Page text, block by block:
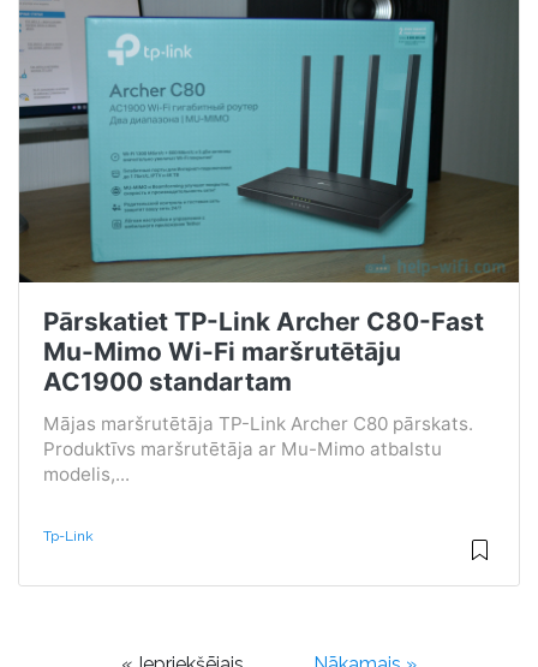
Pārskatiet TP-Link Archer C80-Fast
Mu-Mimo Wi-Fi maršrutētāju
AC1900 standartam
Mājas maršrutētāja TP-Link Archer C80 pārskats.
Produktīvs maršrutētāja ar Mu-Mimo atbalstu
modelis,...
Tp-Link